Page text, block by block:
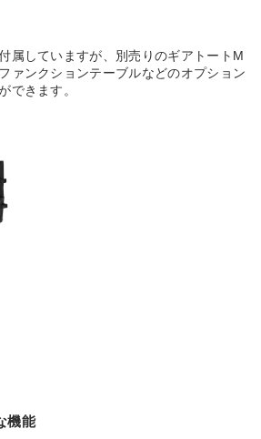
属していますが、別売りのギアトートM
ァンクションテーブルなどのオプション
できます。
機能